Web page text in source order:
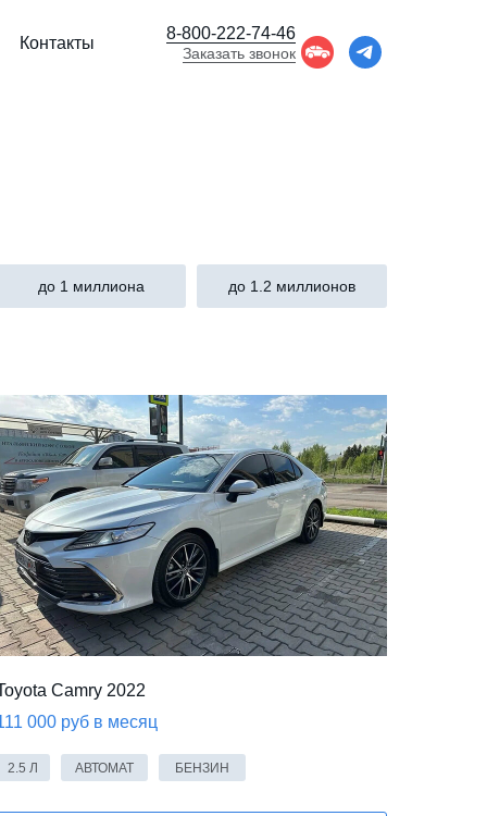
Контакты
8-800-222-74-46
Заказать звонок
до 1 миллиона до 1.2 миллионов
ВИДЕО
2.5 Л БЕНЗИН
АВТОМАТ
000 руб в месяц
Camry 2022